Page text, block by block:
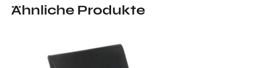
Ähnliche Produkte